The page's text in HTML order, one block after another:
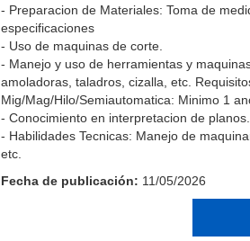
- Preparacion de Materiales: Toma de
especificaciones
- Uso de maquinas de corte.
- Manejo y uso de herramientas y
amoladoras, taladros, cizalla, etc.
Mig/Mag/Hilo/Semiautomatica: Minimo 1
- Conocimiento en interpretacion de planos.
- Habilidades Tecnicas: Manejo de
etc.
Fecha de publicación: 11/05/2026